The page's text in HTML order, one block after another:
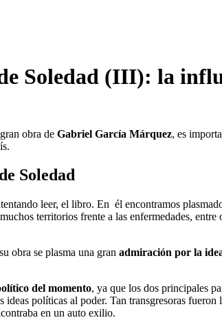
Soledad (III): la
obra de Gabriel García Márquez, es
Soledad
leer, el libro. En él encontramos
territorios frente a las enfermedades, entre
obra se plasma una gran admiración por la
del momento, ya que los dos principales
ideas políticas al poder. Tan transgresoras
en un auto exilio.